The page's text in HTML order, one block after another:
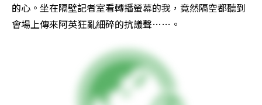
的心。坐在隔壁記者室看轉播螢幕的我，竟然隔空都聽到
會場上傳來阿英狂亂細碎的抗議聲……。